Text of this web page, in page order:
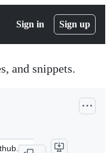
Sign in Sign up
and snippets.